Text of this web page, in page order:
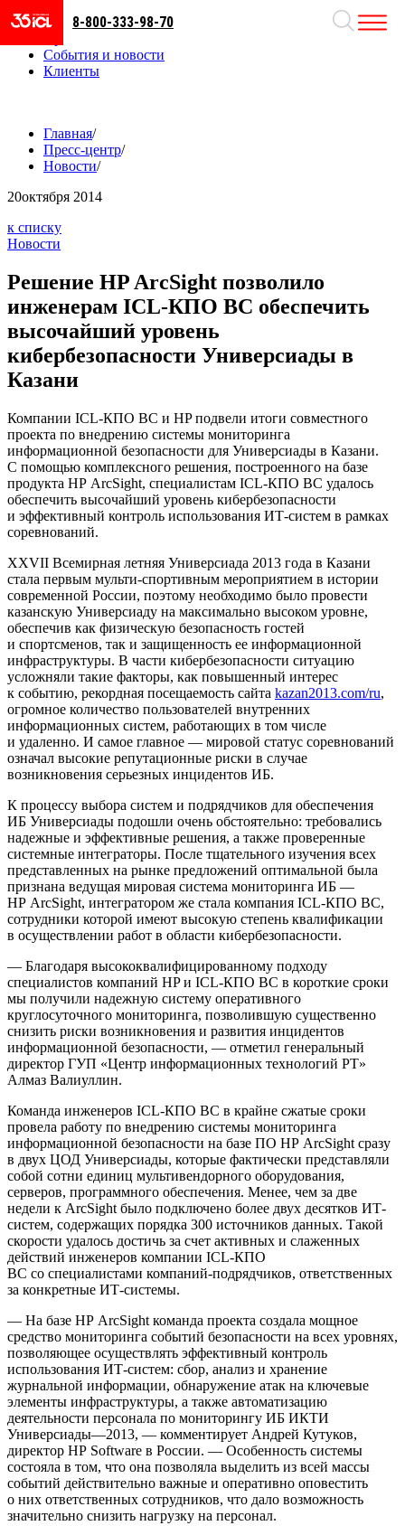
Направления
События и новости
Клиенты
8-800-333-98-70
Главная/
Пресс-центр/
Новости/
20октября 2014
к списку
Новости
Решение HP ArcSight позволило
инженерам ICL-КПО ВС обеспечить
высочайший уровень
кибербезопасности Универсиады в
Казани
Компании ICL-КПО ВС и НP подвели итоги совместного
проекта по внедрению системы мониторинга
информационной безопасности для Универсиады в Казани.
С помощью комплексного решения, построенного на базе
продукта HP ArcSight, специалистам ICL-КПО ВС удалось
обеспечить высочайший уровень кибербезопасности
и эффективный контроль использования ИТ-систем в рамках
соревнований.
XXVII Всемирная летняя Универсиада 2013 года в Казани
стала первым мульти-спортивным мероприятием в истории
современной России, поэтому необходимо было провести
казанскую Универсиаду на максимально высоком уровне,
обеспечив как физическую безопасность гостей
и спортсменов, так и защищенность ее информационной
инфраструктуры. В части кибербезопасности ситуацию
усложняли такие факторы, как повышенный интерес
к событию, рекордная посещаемость сайта kazan2013.com/ru,
огромное количество пользователей внутренних
информационных систем, работающих в том числе
и удаленно. И самое главное — мировой статус соревнований
означал высокие репутационные риски в случае
возникновения серьезных инцидентов ИБ.
К процессу выбора систем и подрядчиков для обеспечения
ИБ Универсиады подошли очень обстоятельно: требовались
надежные и эффективные решения, а также проверенные
системные интеграторы. После тщательного изучения всех
представленных на рынке предложений оптимальной была
признана ведущая мировая система мониторинга ИБ —
HP ArcSight, интегратором же стала компания ICL-КПО ВС,
сотрудники которой имеют высокую степень квалификации
в осуществлении работ в области кибербезопасности.
— Благодаря высококвалифицированному подходу
специалистов компаний HP и ICL-КПО ВС в короткие сроки
мы получили надежную систему оперативного
круглосуточного мониторинга, позволившую существенно
снизить риски возникновения и развития инцидентов
информационной безопасности, — отметил генеральный
директор ГУП «Центр информационных технологий РТ»
Алмаз Валиуллин.
Команда инженеров ICL-КПО ВС в крайне сжатые сроки
провела работу по внедрению системы мониторинга
информационной безопасности на базе ПО HP ArcSight сразу
в двух ЦОД Универсиады, которые фактически представляли
собой сотни единиц мультивендорного оборудования,
серверов, программного обеспечения. Менее, чем за две
недели к ArcSight было подключено более двух десятков ИТ-
систем, содержащих порядка 300 источников данных. Такой
скорости удалось достичь за счет активных и слаженных
действий инженеров компании ICL-КПО
ВС со специалистами компаний-подрядчиков, ответственных
за конкретные ИТ-системы.
— На базе HP ArcSight команда проекта создала мощное
средство мониторинга событий безопасности на всех уровнях,
позволяющее осуществлять эффективный контроль
использования ИТ-систем: сбор, анализ и хранение
журнальной информации, обнаружение атак на ключевые
элементы инфраструктуры, а также автоматизацию
деятельности персонала по мониторингу ИБ ИКТИ
Универсиады—2013, — комментирует Андрей Кутуков,
директор HP Software в России. — Особенность системы
состояла в том, что она позволяла выделить из всей массы
событий действительно важные и оперативно оповестить
о них ответственных сотрудников, что дало возможность
значительно снизить нагрузку на персонал.